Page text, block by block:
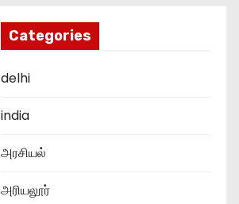
Categories
delhi
india
அரசியல்
அரியலூர்